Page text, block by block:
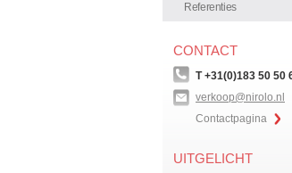
Referenties
CONTACT
T +31(0)183 50 50
verkoop@nirolo.nl
Contactpagina
UITGELICHT